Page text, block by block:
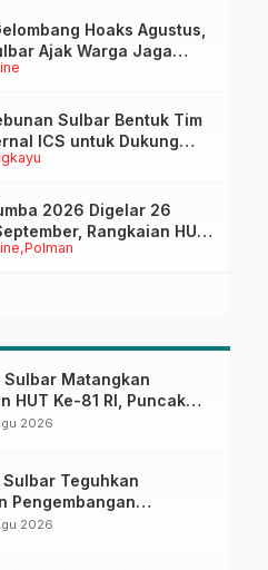
Hoaks Agustus,
Ajak Warga Jaga
Sulbar Bentuk Tim
ICS untuk Dukung
Pekebun di
Polman
2026 Digelar 26
Rangkaian HUT
Sulbar Matangkan
HUT Ke-81 RI, Puncak
Lapangan Ahmad
2026
Sulbar Teguhkan
Pengembangan
ASN melalui
2026